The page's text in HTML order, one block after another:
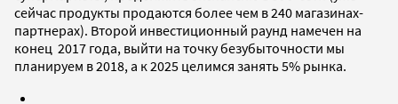
сейчас продукты продаются более чем в 240 магазинах-
партнерах). Второй инвестиционный раунд намечен на
конец 2017 года, выйти на точку безубыточности мы
планируем в 2018, а к 2025 целимся занять 5% рынка.